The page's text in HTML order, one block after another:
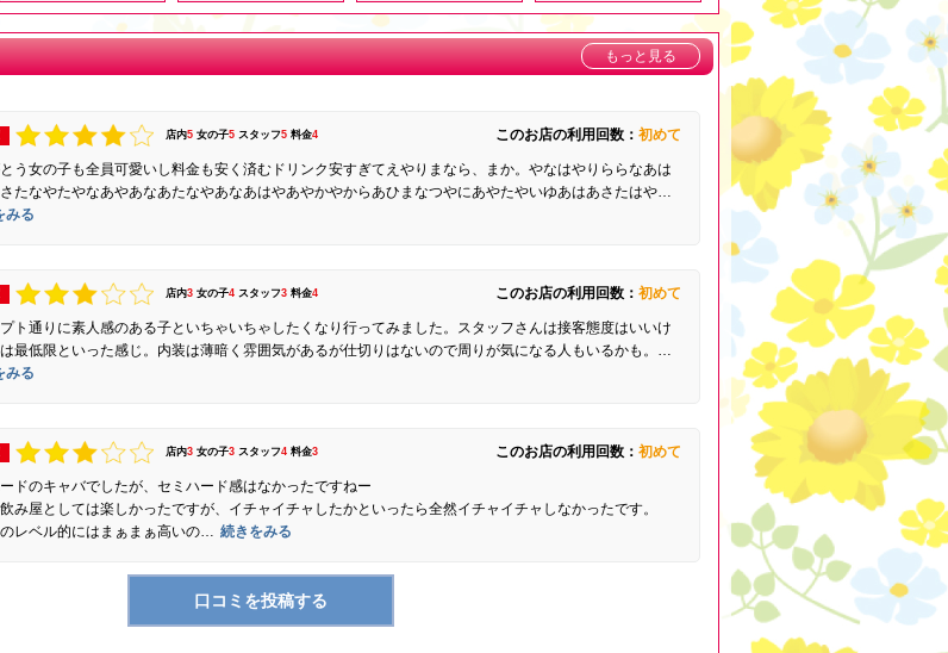
もっと見る
店内5 女の子5 スタッフ5 料金4 このお店の利用回数： 初めて
う女の子も全員可愛いし料金も安く済むドリンク安すぎてえやりまなら、まか。やなはやりららなあは
たなやたやなあやあなあたなやあなあはやあやかやからあひまなつやにあやたやいゆあはあさたはや…
みる
店内3 女の子4 スタッフ3 料金4 このお店の利用回数： 初めて
ト通りに素人感のある子といちゃいちゃしたくなり行ってみました。スタッフさんは接客態度はいいけ
最低限といった感じ。内装は薄暗く雰囲気があるが仕切りはないので周りが気になる人もいるかも。…
みる
店内3 女の子3 スタッフ4 料金3 このお店の利用回数： 初めて
ドのキャバでしたが、セミハード感はなかったですねー
み屋としては楽しかったですが、イチャイチャしたかといったら全然イチャイチャしなかったです。
レベル的にはまぁまぁ高いの… 続きをみる